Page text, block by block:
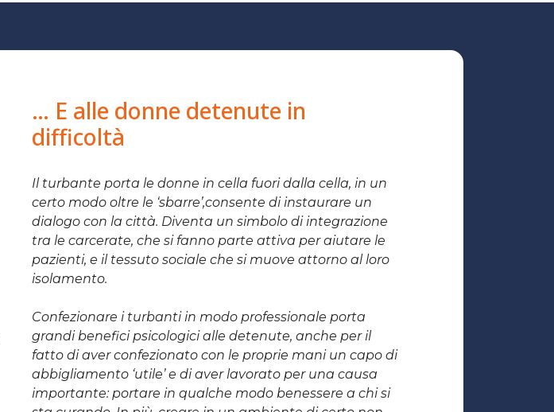
… E alle donne detenute in
difficoltà
Il turbante porta le donne in cella fuori dalla cella, in un
certo modo oltre le ‘sbarre’,consente di instaurare un
dialogo con la città. Diventa un simbolo di integrazione
tra le carcerate, che si fanno parte attiva per aiutare le
pazienti, e il tessuto sociale che si muove attorno al loro
isolamento.
Confezionare i turbanti in modo professionale porta
grandi benefici psicologici alle detenute, anche per il
fatto di aver confezionato con le proprie mani un capo di
abbigliamento ‘utile’ e di aver lavorato per una causa
importante: portare in qualche modo benessere a chi si